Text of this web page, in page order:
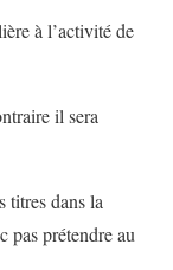
à l’activité de
il sera
titres dans la
pas prétendre au